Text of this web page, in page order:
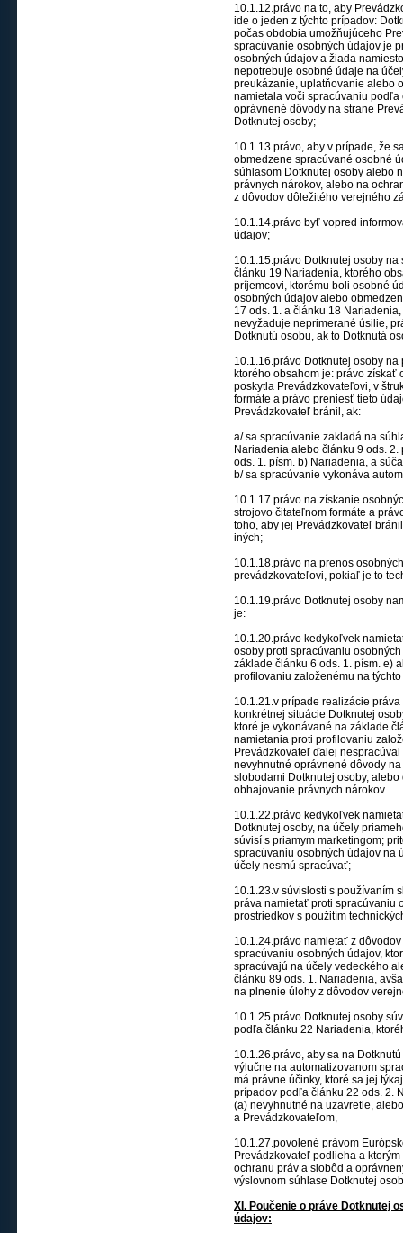
10.1.12.právo na to, aby
ide o jeden z týchto prípadov:
počas obdobia umožňujúceho
spracúvanie osobných údajov je
osobných údajov a žiada
nepotrebuje osobné údaje na
preukázanie, uplatňovanie alebo
namietala voči spracúvaniu
oprávnené dôvody na strane
Dotknutej osoby;
10.1.13.právo, aby v prípade, že
obmedzene spracúvané osobné
súhlasom Dotknutej osoby alebo
právnych nárokov, alebo na
z dôvodov dôležitého verejného
10.1.14.právo byť vopred
údajov;
10.1.15.právo Dotknutej osoby
článku 19 Nariadenia, ktorého
príjemcovi, ktorému boli osobné
osobných údajov alebo
17 ods. 1. a článku 18
nevyžaduje neprimerané úsilie,
Dotknutú osobu, ak to Dotknutá
10.1.16.právo Dotknutej osoby
ktorého obsahom je: právo získať
poskytla Prevádzkovateľovi, v
formáte a právo preniesť tieto
Prevádzkovateľ bránil, ak:
a/ sa spracúvanie zakladá na
Nariadenia alebo článku 9 ods.
ods. 1. písm. b) Nariadenia, a
b/ sa spracúvanie vykonáva
10.1.17.právo na získanie
strojovo čitateľnom formáte a
toho, aby jej Prevádzkovateľ
iných;
10.1.18.právo na prenos
prevádzkovateľovi, pokiaľ je to
10.1.19.právo Dotknutej osoby
je:
10.1.20.právo kedykoľvek
osoby proti spracúvaniu
základe článku 6 ods. 1. písm. e)
profilovaniu založenému na
10.1.21.v prípade realizácie
konkrétnej situácie Dotknutej
ktoré je vykonávané na základe
namietania proti profilovaniu
Prevádzkovateľ ďalej
nevyhnutné oprávnené dôvody
slobodami Dotknutej osoby,
obhajovanie právnych nárokov
10.1.22.právo kedykoľvek
Dotknutej osoby, na účely
súvisí s priamym marketingom;
spracúvaniu osobných údajov na
účely nesmú spracúvať;
10.1.23.v súvislosti s používaním
práva namietať proti spracúvaniu
prostriedkov s použitím
10.1.24.právo namietať z
spracúvaniu osobných údajov,
spracúvajú na účely vedeckého
článku 89 ods. 1. Nariadenia,
na plnenie úlohy z dôvodov
10.1.25.právo Dotknutej osoby
podľa článku 22 Nariadenia,
10.1.26.právo, aby sa na
výlučne na automatizovanom
má právne účinky, ktoré sa jej
prípadov podľa článku 22 ods. 2.
(a) nevyhnutné na uzavretie,
a Prevádzkovateľom,
10.1.27.povolené právom
Prevádzkovateľ podlieha a
ochranu práv a slobôd a
výslovnom súhlase Dotknutej
XI. Poučenie o práve Dotknutej
údajov: